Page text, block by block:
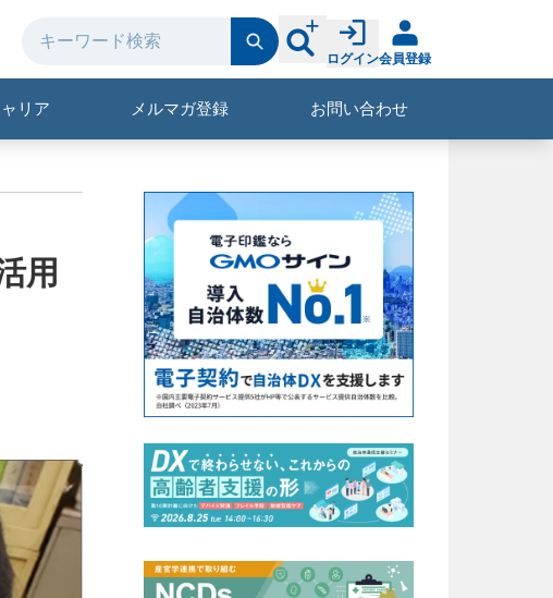
ログイン会員登録
リア メルマガ登録 お問い合わせ
用